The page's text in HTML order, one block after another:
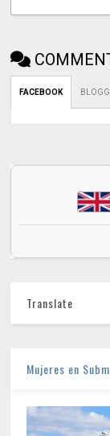
FACEBOOK
Translate
Mujeres en